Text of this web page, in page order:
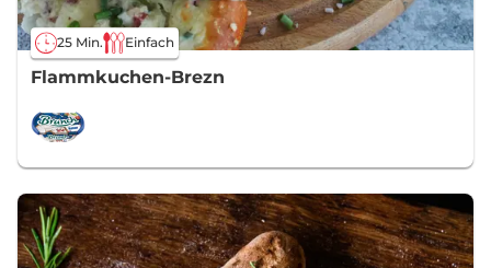
25 Min. Einfach
Flammkuchen-Brezn